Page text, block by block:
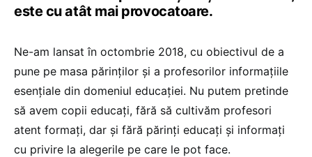
este cu atât mai provocatoare.
Ne-am lansat în octombrie 2018, cu obiectivul de a
pune pe masa părinților și a profesorilor informațiile
esențiale din domeniul educației. Nu putem pretinde
să avem copii educați, fără să cultivăm profesori
atent formați, dar și fără părinți educați și informați
cu privire la alegerile pe care le pot face.